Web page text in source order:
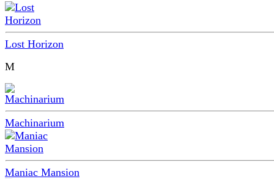
Lost Horizon
M
Machinarium
Maniac Mansion